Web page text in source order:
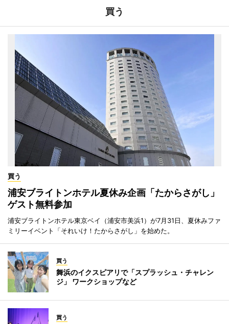
買う
買う
浦安ブライトンホテル夏休み企画「たからさがし」
ゲスト無料参加
浦安ブライトンホテル東京ベイ（浦安市美浜1）が7月31日、夏休みファ
ミリーイベント「それいけ！たからさがし」を始めた。
買う
舞浜のイクスピアリで「スプラッシュ・チャレン
ジ」 ワークショップなど
買う